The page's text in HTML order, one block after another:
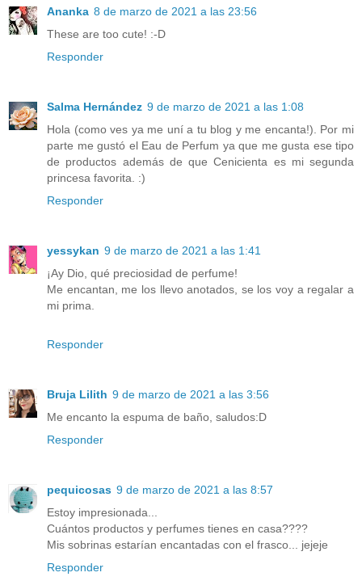
Ananka 8 de marzo de 2021 a las 23:56
These are too cute! :-D
Responder
Salma Hernández 9 de marzo de 2021 a las 1:08
Hola (como ves ya me uní a tu blog y me encanta!). Por mi
parte me gustó el Eau de Perfum ya que me gusta ese tipo
de productos además de que Cenicienta es mi segunda
princesa favorita. :)
Responder
yessykan 9 de marzo de 2021 a las 1:41
¡Ay Dio, qué preciosidad de perfume!
Me encantan, me los llevo anotados, se los voy a regalar a
mi prima.
Responder
Bruja Lilith 9 de marzo de 2021 a las 3:56
Me encanto la espuma de baño, saludos:D
Responder
pequicosas 9 de marzo de 2021 a las 8:57
Estoy impresionada...
Cuántos productos y perfumes tienes en casa????
Mis sobrinas estarían encantadas con el frasco... jejeje
Responder